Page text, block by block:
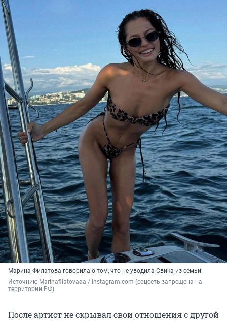
Марина Филатова говорила о том, что не уводила Свика из семьи
Источник: Marinafilatovaaa / Instagram.com (соцсеть запрещена на
территории РФ)
После артист не скрывал свои отношения с другой